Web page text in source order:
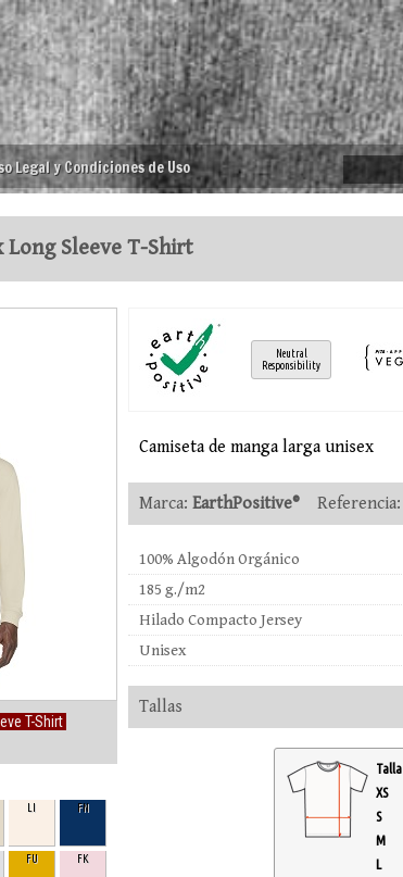
Legal y Condiciones de Uso
Sleeve T-Shirt
T-Shirt
LI FN
FU FK
Neutral
Responsibility
Camiseta de manga larga unisex
Marca: EarthPositive® Referencia:
100% Algodón Orgánico
185 g./m2
Hilado Compacto Jersey
Unisex
Tallas
Talla
XS
S
M
L